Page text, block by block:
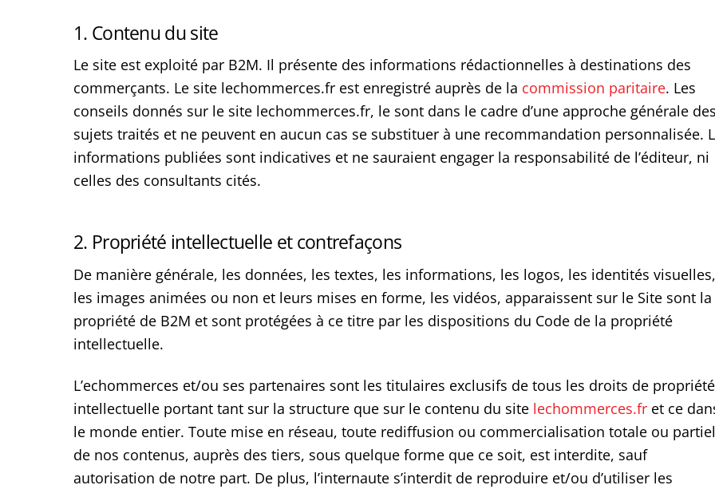
1. Contenu du site
Le site est exploité par B2M. Il présente des informations rédactionnelles à destinations des
commerçants. Le site lechommerces.fr est enregistré auprès de la commission paritaire. Les
conseils donnés sur le site lechommerces.fr, le sont dans le cadre d’une approche générale
sujets traités et ne peuvent en aucun cas se substituer à une recommandation personnalisée.
informations publiées sont indicatives et ne sauraient engager la responsabilité de l’éditeur, ni
celles des consultants cités.
2. Propriété intellectuelle et contrefaçons
De manière générale, les données, les textes, les informations, les logos, les identités visuelles,
les images animées ou non et leurs mises en forme, les vidéos, apparaissent sur le Site sont la
propriété de B2M et sont protégées à ce titre par les dispositions du Code de la propriété
intellectuelle.
L’echommerces et/ou ses partenaires sont les titulaires exclusifs de tous les droits de propriété
intellectuelle portant tant sur la structure que sur le contenu du site lechommerces.fr et ce
le monde entier. Toute mise en réseau, toute rediffusion ou commercialisation totale ou
de nos contenus, auprès des tiers, sous quelque forme que ce soit, est interdite, sauf
autorisation de notre part. De plus, l’internaute s’interdit de reproduire et/ou d’utiliser les